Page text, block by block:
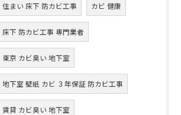
住まい 床下 防カビ工事 カビ 健康
床下 防カビ工事 専門業者
東京 カビ臭い 地下室
地下室 壁紙 カビ ３年保証 防カビ工事
賃貸 カビ臭い 地下室